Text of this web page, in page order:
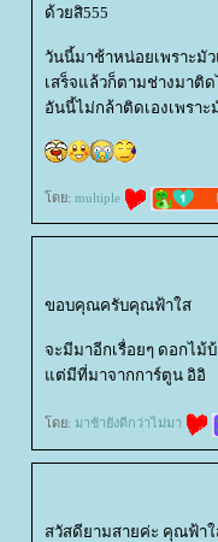
ด้วยสิ555
วันนี้มาช้าหน่อยเพราะมั
เสร็จแล้วก็ตามช่างมาติ
อันนี้ไม่กล้าติดเองเพรา
ดย: multiple
ขอบคุณครับคุณฟ้าใส
จะมีมาอีกเรื่อยๆ ดอกไม้บ้
ต่มีที่มาจากการ์ตูน อิอิ
ดย: มาช้ายังดีกว่าไม่มา
สวัสดียามสายค่ะ คุณฟ้า